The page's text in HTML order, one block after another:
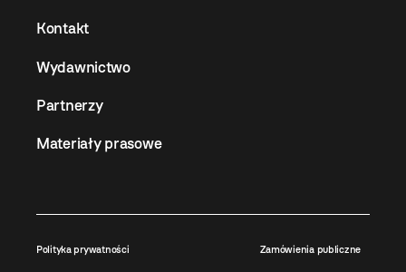
Kontakt
Wydawnictwo
Partnerzy
Materiały prasowe
Polityka prywatności Zamówienia publiczne